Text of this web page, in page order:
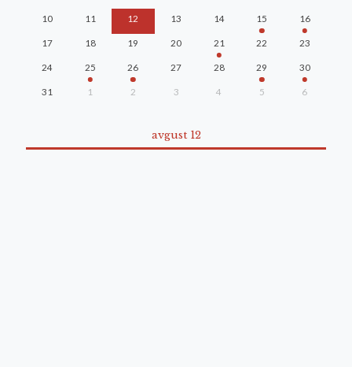
10 11 12 13 14 15 16
17 18 19 20 21 22 23
24 25 26 27 28 29 30
31 1 2 3 4 5 6
avgust 12